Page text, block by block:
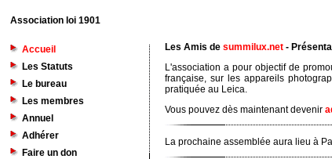
Association loi 1901
Accueil
Les Statuts
Le bureau
Les membres
Annuel
Adhérer
Faire un don
Les Amis de summilux.net -
L'association a pour objectif de
française, sur les appareils
pratiquée au Leica.
Vous pouvez dès maintenant devenir
La prochaine assemblée aura lieu à